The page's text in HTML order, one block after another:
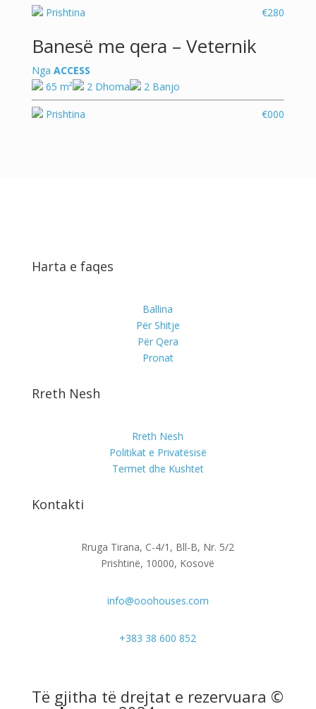
Prishtina €280
Banesë me qera – Veternik
Nga ACCESS
65 m²
2 Dhoma 2 Banjo
Prishtina €000
Harta e faqes
Ballina
Për Shitje
Për Qera
Pronat
Rreth Nesh
Rreth Nesh
Politikat e Privatësisë
Termet dhe Kushtet
Kontakti
Rruga Tirana, C-4/1, Bll-B, Nr. 5/2
Prishtinë, 10000, Kosovë
info@ooohouses.com
+383 38 600 852
Të gjitha të drejtat e rezervuara ©